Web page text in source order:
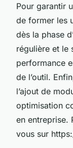
Pour garantir
de former les
dès la phase
régulière et le
performance
de l’outil.
l’ajout de
optimisation
en entreprise.
vous sur